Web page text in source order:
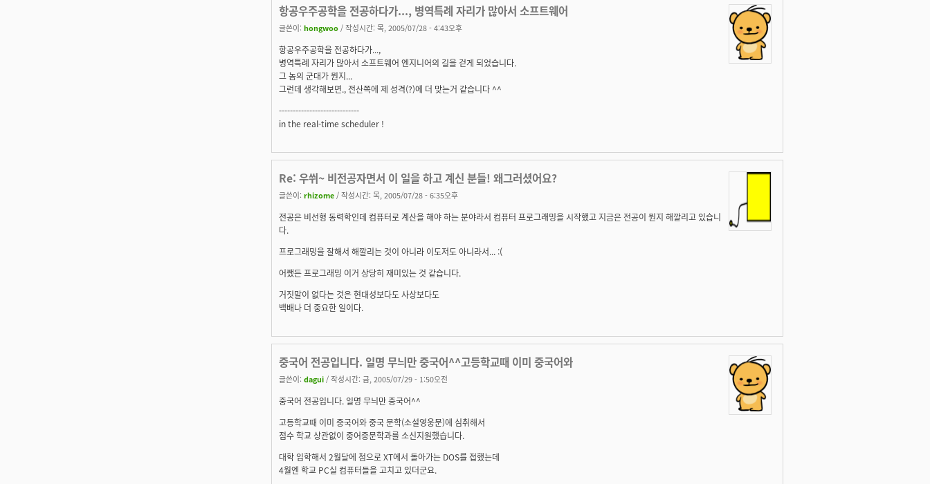
항공우주공학을 전공하다가..., 병역특례 자리가 많아서 소프트웨어
글쓴이: hongwoo / 작성시간: 목, 2005/07/28 - 4:43오후
항공우주공학을 전공하다가...,
병역특례 자리가 많아서 소프트웨어 엔지니어의 길을 걷게 되었습니다.
그 놈의 군대가 뭔지...
그런데 생각해보면., 전산쪽에 제 성격(?)에 더 맞는거 같습니다 ^^
-----------------------------
in the real-time scheduler !
Re: 우쒸~ 비전공자면서 이 일을 하고 계신 분들! 왜그러셨어요?
글쓴이: rhizome / 작성시간: 목, 2005/07/28 - 6:35오후
전공은 비선형 동력학인데 컴퓨터로 계산을 해야 하는 분야라서 컴퓨터 프로그래밍을 시작했고 지금은 전공이 뭔지 해깔리고 있습니
다.
프로그래밍을 잘해서 해깔리는 것이 아니라 이도저도 아니라서... :(
어쨌든 프로그래밍 이거 상당히 재미있는 것 같습니다.
거짓말이 없다는 것은 현대성보다도 사상보다도
백배나 더 중요한 일이다.
중국어 전공입니다. 일명 무늬만 중국어^^고등학교때 이미 중국어와
글쓴이: dagui / 작성시간: 금, 2005/07/29 - 1:50오전
중국어 전공입니다. 일명 무늬만 중국어^^
고등학교때 이미 중국어와 중국 문학(소설영웅문)에 심취해서
점수 학교 상관없이 중어중문학과를 소신지원했습니다.
대학 입학해서 2월달에 첨으로 XT에서 돌아가는 DOS를 접했는데
4월엔 학교 PC실 컴퓨터들을 고치고 있더군요.